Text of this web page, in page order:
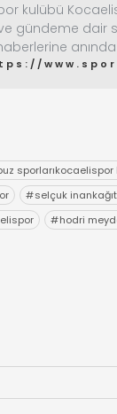
kulübü
gündeme dair
anında
sporlarıkocaelispor
#selçuk
#hodri